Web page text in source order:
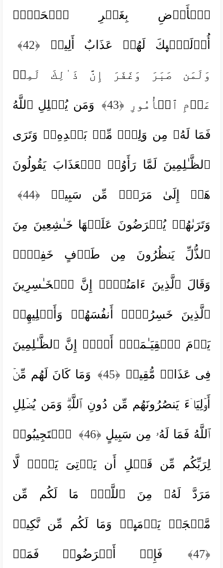
ٱلۡأَرۡضِ بِغَیۡرِ ٱلۡحَقِّۚ
أُو۟لَـٰۤىِٕكَ لَهُمۡ عَذَابٌ أَلِیمࣱ ﴿42﴾
وَلَمَن صَبَرَ وَغَفَرَ إِنَّ ذَ ٰ⁠لِكَ لَمِنۡ
عَزۡمِ ٱلۡأُمُورِ ﴿43﴾ وَمَن یُضۡلِلِ ٱللَّهُ
فَمَا لَهُۥ مِن وَلِیࣲّ مِّنۢ بَعۡدِهِۦۗ وَتَرَى
ٱلظَّـٰلِمِینَ لَمَّا رَأَوُا۟ ٱلۡعَذَابَ یَقُولُونَ
هَلۡ إِلَىٰ مَرَدࣲّ مِّن سَبِیلࣲ ﴿44﴾
وَتَرَىٰهُمۡ یُعۡرَضُونَ عَلَیۡهَا خَـٰشِعِینَ مِنَ
ٱلذُّلِّ یَنظُرُونَ مِن طَرۡفٍ خَفِیࣲّۗ
وَقَالَ ٱلَّذِینَ ءَامَنُوۤا۟ إِنَّ ٱلۡخَـٰسِرِینَ
ٱلَّذِینَ خَسِرُوۤا۟ أَنفُسَهُمۡ وَأَهۡلِیهِمۡ
یَوۡمَ ٱلۡقِیَـٰمَةِۗ أَلَاۤ إِنَّ ٱلظَّـٰلِمِینَ
فِی عَذَابࣲ مُّقِیمࣲ ﴿45﴾ وَمَا كَانَ لَهُم مِّنۡ
أَوۡلِیَاۤءَ یَنصُرُونَهُم مِّن دُونِ ٱللَّهِۗ وَمَن یُضۡلِلِ
ٱللَّهُ فَمَا لَهُۥ مِن سَبِیلٍ ﴿46﴾ ٱسۡتَجِیبُوا۟
لِرَبِّكُم مِّن قَبۡلِ أَن یَأۡتِیَ یَوۡمࣱ لَّا
مَرَدَّ لَهُۥ مِنَ ٱللَّهِۚ مَا لَكُم مِّن
مَّلۡجَإࣲ یَوۡمَىِٕذࣲ وَمَا لَكُم مِّن نَّكِیرࣲ
﴿47﴾ فَإِنۡ أَعۡرَضُوا۟ فَمَاۤ